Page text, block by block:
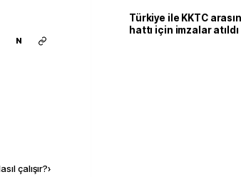
N
çalışır?›
Türkiye ile KKTC
hattı için imzalar atıldı